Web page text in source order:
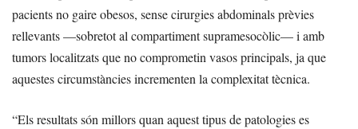
pacients no gaire obesos, sense cirurgies abdominals prèvies
rellevants —sobretot al compartiment supramesocòlic— i amb
tumors localitzats que no comprometin vasos principals, ja que
aquestes circumstàncies incrementen la complexitat tècnica.
“Els resultats són millors quan aquest tipus de patologies es